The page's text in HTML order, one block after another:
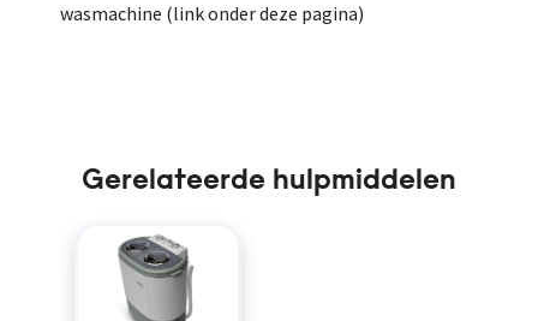
wasmachine (link onder deze pagina)
Gerelateerde hulpmiddelen